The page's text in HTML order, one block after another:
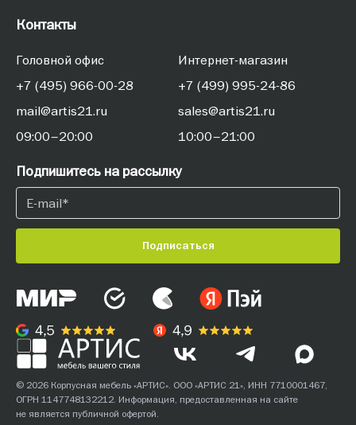
Контакты
Головной офис
+7 (495) 966-00-28
mail@artis21.ru
09:00–20:00
Интернет-магазин
+7 (499) 995-24-86
sales@artis21.ru
10:00–21:00
Подпишитесь на рассылку
Подписаться
© 2026 Корпусная мебель «АРТИС». ООО «АРТИС 21», ИНН 7710001467,
ОГРН 1147748132212. Информация, предоставленная на сайте
не является публичной офертой.